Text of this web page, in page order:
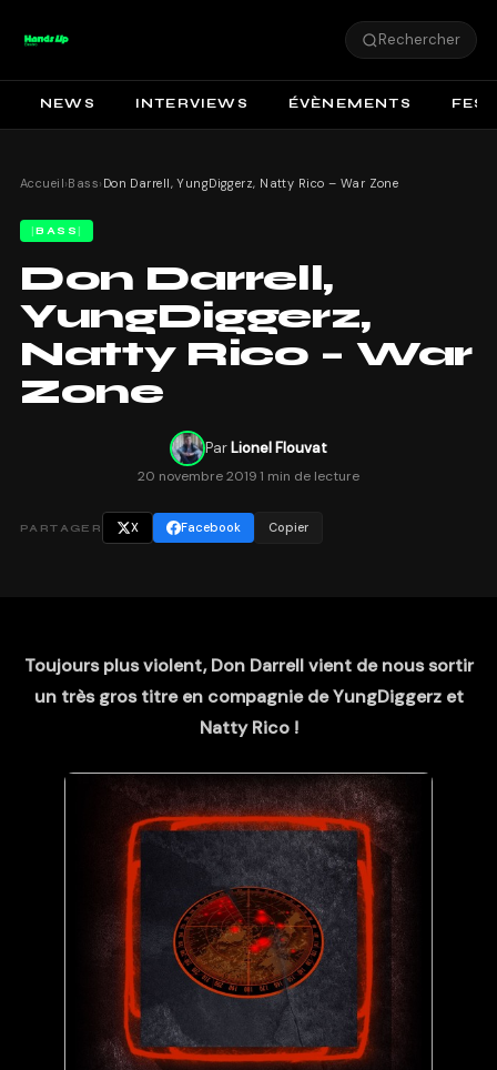
Rechercher
NEWS INTERVIEWS ÉVÈNEMENTS
Accueil›Bass› Don Darrell, YungDiggerz, Natty Rico – War Zone
BASS
Don Darrell,
YungDiggerz,
Natty Rico – War
Zone
ParLionel Flouvat
20 novembre 20191 min de lecture
PARTAGER X Facebook Copier
Toujours plus violent, Don Darrell vient de nous sortir
un très gros titre en compagnie de YungDiggerz et
Natty Rico !